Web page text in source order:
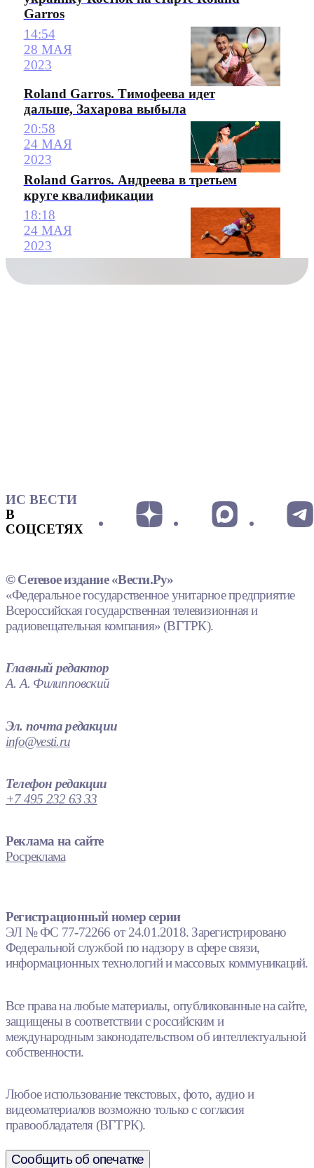
Garros
14:54
28 МАЯ
2023
Roland Garros. Тимофеева идет
дальше, Захарова выбыла
20:58
24 МАЯ
2023
Roland Garros. Андреева в третьем
круге квалификации
18:18
24 МАЯ
2023
ИС ВЕСТИ
В
СОЦСЕТЯХ
© Сетевое издание «Вести.Ру»
«Федеральное государственное унитарное предприятие
Всероссийская государственная телевизионная и
радиовещательная компания» (ВГТРК).
Главный редактор
А. А. Филипповский
Эл. почта редакции
info@vesti.ru
Телефон редакции
+7 495 232 63 33
Реклама на сайте
Росреклама
Регистрационный номер серии
ЭЛ № ФС 77-72266 от 24.01.2018. Зарегистрировано
Федеральной службой по надзору в сфере связи,
информационных технологий и массовых коммуникаций.
Все права на любые материалы, опубликованные на сайте,
защищены в соответствии с российским и
международным законодательством об интеллектуальной
собственности.
Любое использование текстовых, фото, аудио и
видеоматериалов возможно только с согласия
правообладателя (ВГТРК).
Сообщить об опечатке